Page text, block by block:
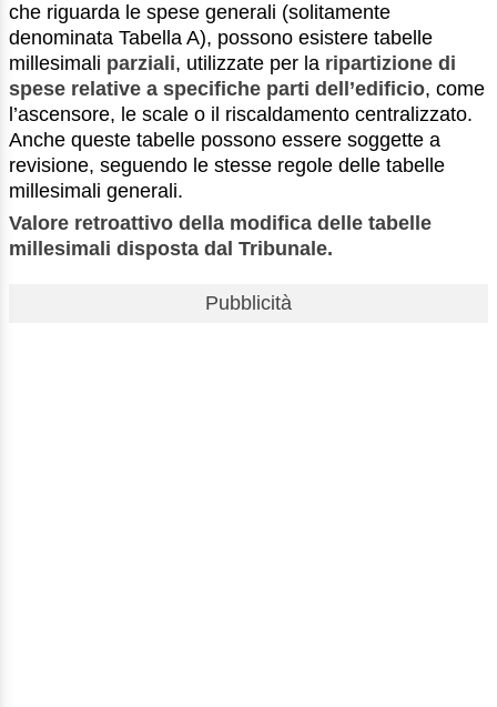
che riguarda le spese generali (solitamente
denominata Tabella A), possono esistere tabelle
millesimali parziali, utilizzate per la ripartizione di
spese relative a specifiche parti dell’edificio, come
l’ascensore, le scale o il riscaldamento centralizzato.
Anche queste tabelle possono essere soggette a
revisione, seguendo le stesse regole delle tabelle
millesimali generali.
Valore retroattivo della modifica delle tabelle
millesimali disposta dal Tribunale.
Pubblicità